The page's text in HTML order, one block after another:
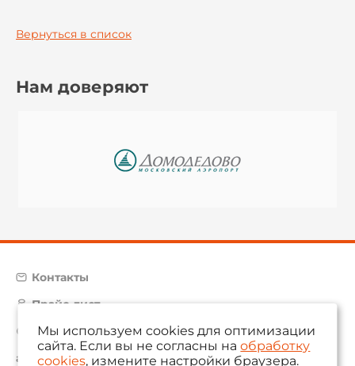
Вернуться в список
Нам доверяют
Контакты
Прайс-лист
Карта сайта
aam@aamsystems.ru
Мы используем cookies для оптимизации
сайта. Если вы не согласны наобработку
cookies, измените настройки браузера.